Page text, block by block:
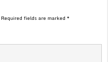
Required fields are marked *